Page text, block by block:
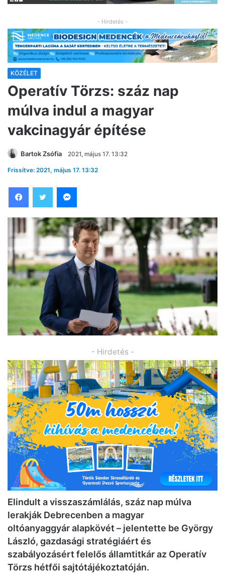
- Hirdetés -
KÖZÉLET
Operatív Törzs: száz nap
múlva indul a magyar
vakcinagyár építése
Bartok Zsófia 2021, május 17. 13:32
Frissítve: 2021, május 17. 13:32
- Hirdetés -
Elindult a visszaszámlálás, száz nap múlva
lerakják Debrecenben a magyar
oltóanyaggyár alapkövét – jelentette be György
László, gazdasági stratégiáért és
szabályozásért felelős államtitkár az Operatív
Törzs hétfői sajtótájékoztatóján.